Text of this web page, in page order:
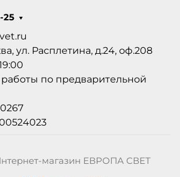
25
ул. Расплетина, д.24, оф.208
по предварительной
магазин ЕВРОПА СВЕТ